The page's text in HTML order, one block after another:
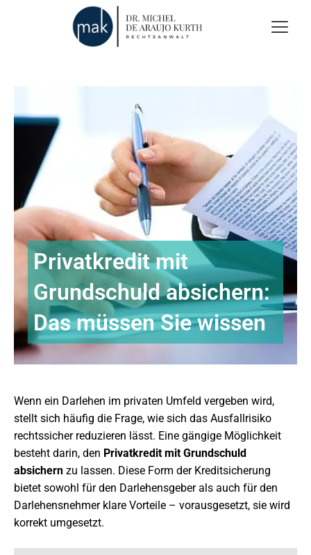
Privatkredit mit
Grundschuld absichern:
Das müssen Sie wissen
Wenn ein Darlehen im privaten Umfeld vergeben wird,
stellt sich häufig die Frage, wie sich das Ausfallrisiko
rechtssicher reduzieren lässt. Eine gängige Möglichkeit
besteht darin, den Privatkredit mit Grundschuld
absichern zu lassen. Diese Form der Kreditsicherung
bietet sowohl für den Darlehensgeber als auch für den
Darlehensnehmer klare Vorteile – vorausgesetzt, sie wird
korrekt umgesetzt.